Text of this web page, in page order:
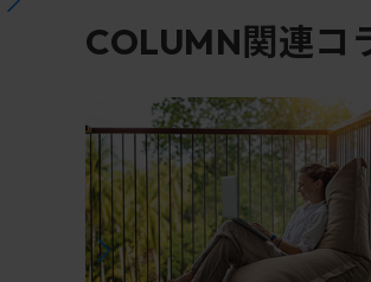
COLUMN関連コ